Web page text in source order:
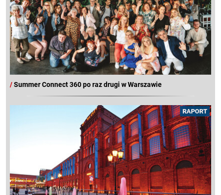
/Summer Connect 360 po raz drugi w Warszawie
RAPORT